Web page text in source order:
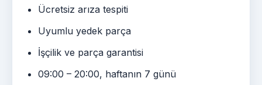
Ücretsiz arıza tespiti
Uyumlu yedek parça
İşçilik ve parça garantisi
09:00 – 20:00, haftanın 7 günü